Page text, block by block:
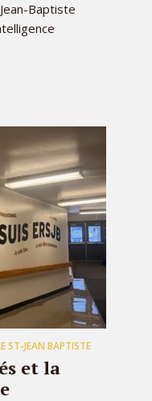
Baptiste
ST-JEAN BAPTISTE
et la